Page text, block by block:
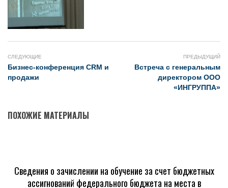
СЛЕДУЮЩИЕ
Бизнес-конференция CRM и
продажи
ПРЕДЫДУЩИЙ
Встреча с генеральным
директором ООО
«ИНГРУППА»
ПОХОЖИЕ МАТЕРИАЛЫ
Сведения о зачислении на обучение за счет бюджетных
ассигнований федерального бюджета на места в